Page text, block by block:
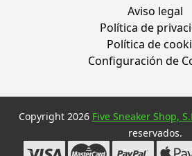
Aviso legal
Política de
Política de
Configuración de
Copyright 2026 Five Sneaker Shop,
reservados.